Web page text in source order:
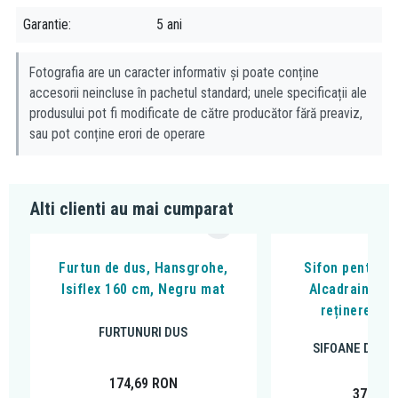
inovatie Hansgrohe, apa ne invaluie mai abundent, sporind
Garantie 5 ani
Fotografia are un caracter informativ și poate conține
accesorii neincluse în pachetul standard; unele specificații ale
produsului pot fi modificate de către producător fără preaviz,
sau pot conține erori de operare
Alti clienti au mai cumparat
Furtun de dus, Hansgrohe,
Isiflex 160 cm, Negru mat
FURTUNURI DUS
174,69 RON
Sifon pentru
Alcadrain, cu
reținere a
SIFOANE DE
37,33